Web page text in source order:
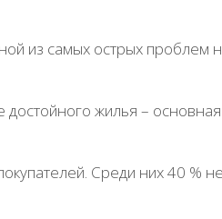
из самых острых проблем
жилья –
Среди них 40 %